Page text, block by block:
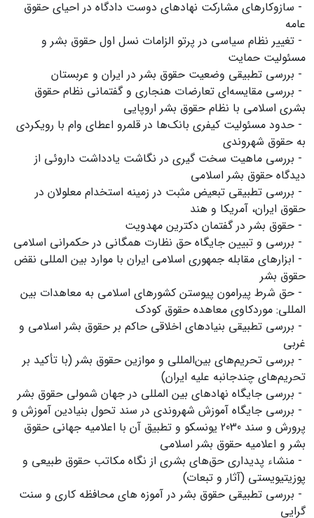
- سازوکارهای مشارکت نهادهای دوست دادگاه در احیای حقوق
عامه
- تغییر نظام سیاسی در پرتو الزامات نسل اول حقوق بشر و
مسئولیت حمایت
- بررسی تطبیقی وضعیت حقوق بشر در ایران و عربستان
- بررسی مقایسه‌ای تعارضات هنجاری و گفتمانی نظام حقوق
بشری اسلامی با نظام حقوق بشر اروپایی
- حدود مسئولیت کیفری بانک‌ها در قلمرو اعطای وام با رویکردی
به حقوق شهروندی
- بررسی ماهیت سخت گیری در نگاشت یادداشت داروئی از
دیدگاه حقوق بشر اسلامی
- بررسی تطبیقی تبعیض مثبت در زمینه استخدام معلولان در
حقوق ایران، آمریکا و هند
- حقوق بشر در گفتمان دکترین مهدویت
- بررسی و تبیین جایگاه حق نظارت همگانی در حکمرانی اسلامی
- ابزارهای مقابله جمهوری اسلامی ایران با موارد بین المللی نقض
حقوق بشر
- حق شرط پیرامون پیوستن کشورهای اسلامی به معاهدات بین
المللی: موردکاوی معاهده حقوق کودک
- بررسی تطبیقی بنیادهای اخلاقی حاکم بر حقوق بشر اسلامی و
غربی
- بررسی تحریم‌های بین‌المللی و موازین حقوق بشر (با تأکید بر
تحریم‌های چندجانبه علیه ایران)
- بررسی جایگاه نهادهای بین المللی در جهان شمولی حقوق بشر
- بررسی جایگاه آموزش شهروندی در سند تحول بنیادین آموزش و
پرورش و سند 2030 یونسکو و تطبیق آن با اعلامیه جهانی حقوق
بشر و اعلامیه حقوق بشر اسلامی
- منشاء پدیداری حق‌های بشری از نگاه مکاتب حقوق طبیعی و
پوزیتیویستی (آثار و تبعات)
- بررسی تطبیقی حقوق بشر در آموزه های محافظه کاری و سنت
گرایی